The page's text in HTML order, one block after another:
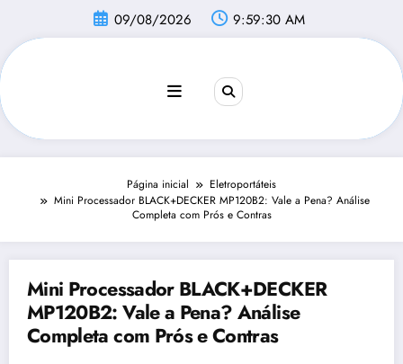
conteúdo
09/08/2026 9:59:31 AM
Página inicial
Eletroportáteis
Mini Processador BLACK+DECKER MP120B2: Vale a Pena? Análise
Completa com Prós e Contras
Mini Processador BLACK+DECKER
MP120B2: Vale a Pena? Análise
Completa com Prós e Contras